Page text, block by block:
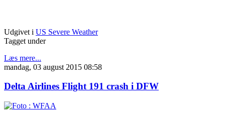
Udgivet i US Severe Weather
Tagget under
Læs mere...
mandag, 03 august 2015 08:58
Delta Airlines Flight 191 crash i DFW